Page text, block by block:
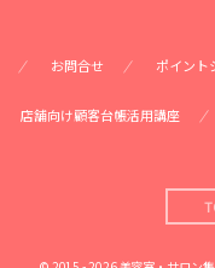
お問合せ ポイン
店舗向け顧客台帳活用講座